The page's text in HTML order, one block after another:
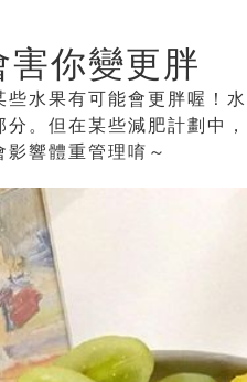
害你變更胖
水果有可能會更胖喔！
。但在某些減肥計劃中
響體重管理唷～